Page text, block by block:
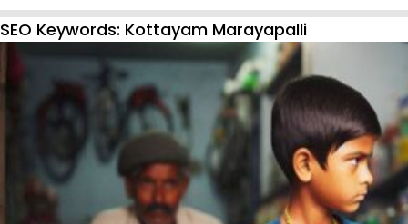
SEO Keywords: Kottayam Marayapalli